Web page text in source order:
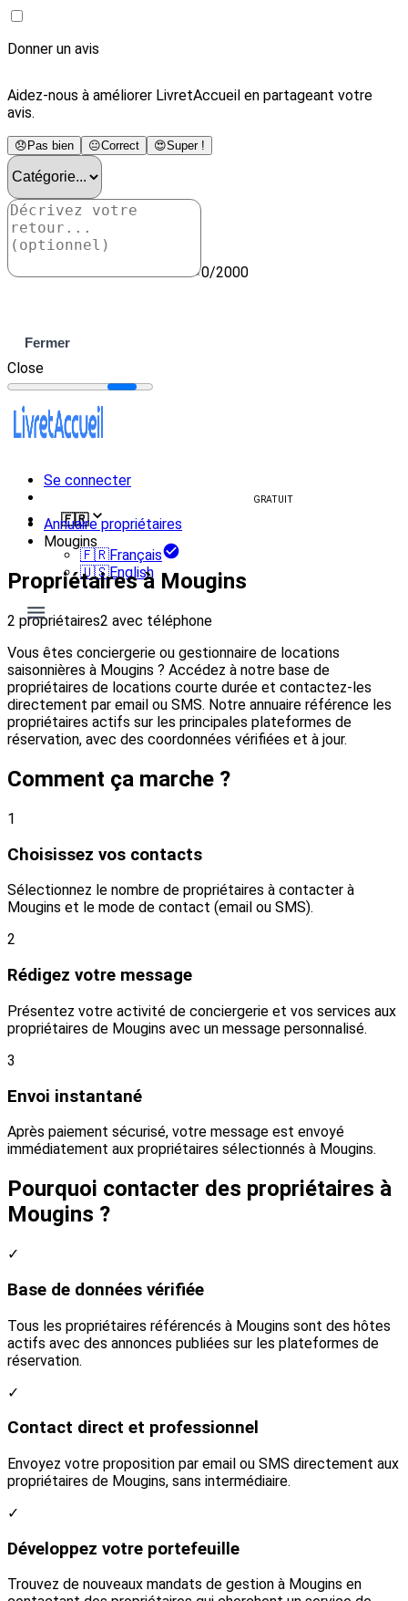
Donner un avis
Aidez-nous à améliorer LivretAccueil en partageant votre
avis.
😞 Pas bien 😐Correct 😍Super !
0/2000
Fermer
Close
Se connecter
GRATUIT
🇫🇷
🇫🇷Français
🇺🇸English
Annuaire propriétaires
Mougins
Propriétaires à Mougins
2 propriétaires2 avec téléphone
Vous êtes conciergerie ou gestionnaire de locations
saisonnières à Mougins ? Accédez à notre base de
propriétaires de locations courte durée et contactez-les
directement par email ou SMS. Notre annuaire référence les
propriétaires actifs sur les principales plateformes de
réservation, avec des coordonnées vérifiées et à jour.
Comment ça marche ?
1
Choisissez vos contacts
Sélectionnez le nombre de propriétaires à contacter à
Mougins et le mode de contact (email ou SMS).
2
Rédigez votre message
Présentez votre activité de conciergerie et vos services aux
propriétaires de Mougins avec un message personnalisé.
3
Envoi instantané
Après paiement sécurisé, votre message est envoyé
immédiatement aux propriétaires sélectionnés à Mougins.
Pourquoi contacter des propriétaires à
Mougins ?
✓
Base de données vérifiée
Tous les propriétaires référencés à Mougins sont des hôtes
actifs avec des annonces publiées sur les plateformes de
réservation.
✓
Contact direct et professionnel
Envoyez votre proposition par email ou SMS directement aux
propriétaires de Mougins, sans intermédiaire.
✓
Développez votre portefeuille
Trouvez de nouveaux mandats de gestion à Mougins en